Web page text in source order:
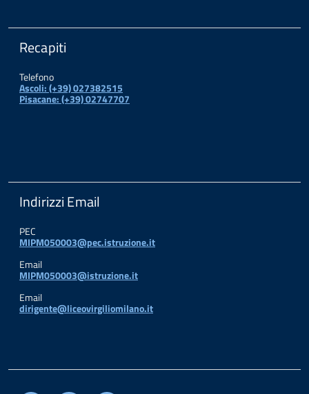
Recapiti
Telefono
Ascoli: (+39) 027382515
Pisacane: (+39) 02747707
Indirizzi Email
PEC
MIPM050003@pec.istruzione.it
Email
MIPM050003@istruzione.it
Email
dirigente@liceovirgiliomilano.it